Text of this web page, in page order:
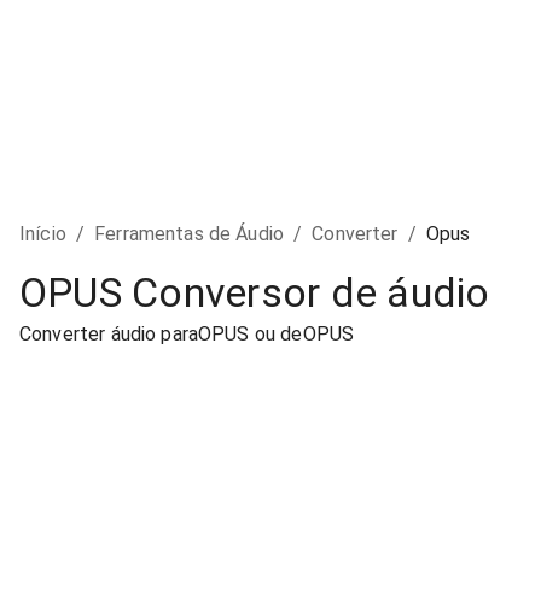
Início / Ferramentas de Áudio / Converter / Opus
OPUS Conversor de áudio
Converter áudio paraOPUS ou deOPUS